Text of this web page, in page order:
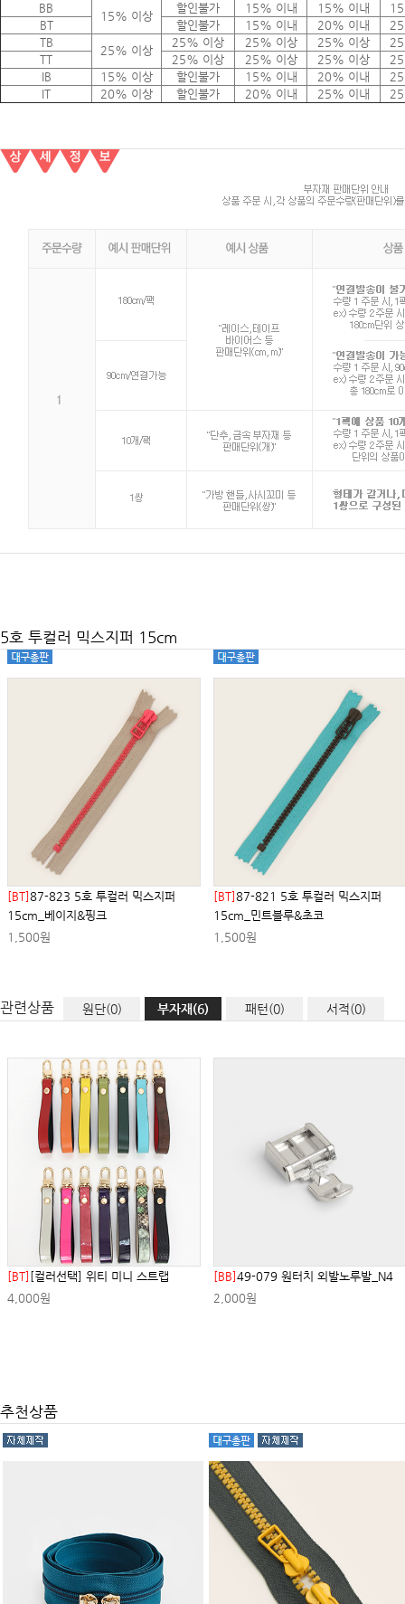
BB
15% 이상
할인불가 15% 이내 15% 이내
BT
할인불가 15% 이내 20% 이내
TB
25% 이상
25% 이상 25% 이상 25% 이상
TT
25% 이상 25% 이상 25% 이상
IB
15% 이상 할인불가 15% 이내 20% 이내
IT
20% 이상 할인불가 20% 이내 25% 이내
5호 투컬러 믹스지퍼 15cm
[BT]87-821 5호 투컬러 믹스지퍼
15cm_민트블루&초코
1,500원
[BT]87-820 5호 투컬러 믹스지퍼
15cm_네이비&코랄
1,500원
관련상품 원단(0) 부자재(6) 패턴(0) 서적(0)
[BT] [컬러선택] 위티 미니 스트랩
4,000원
[BB]49-079 원터치 외발노루발_N4
2,000원
추천상품